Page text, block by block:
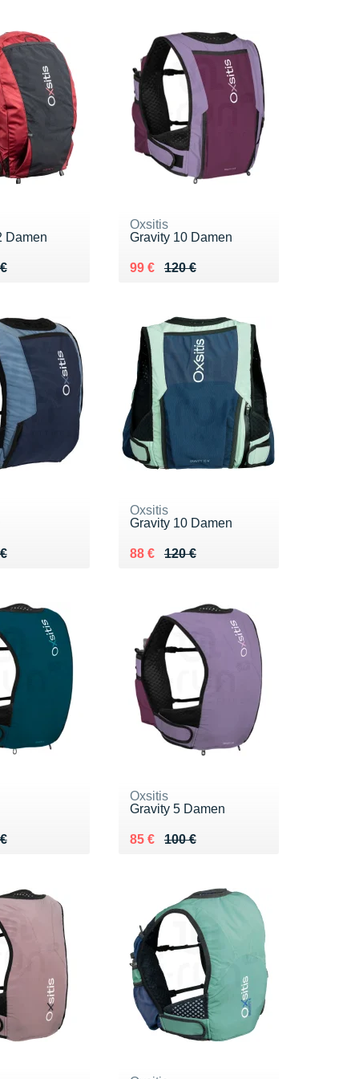
Damen
€
Oxsitis
Gravity 10 Damen
120 €
Au lieu de 120 €
99 €
Vendu 99 €
€
Oxsitis
Gravity 10 Damen
120 €
Au lieu de 120 €
88 €
Vendu 88 €
€
Oxsitis
Gravity 5 Damen
100 €
Au lieu de 100 €
85 €
Vendu 85 €